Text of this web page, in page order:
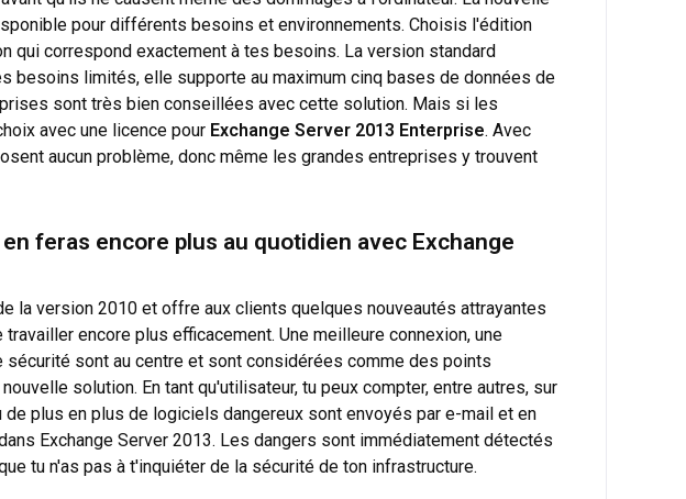
pour différents besoins et environnements. Choisis l'édition
qui correspond exactement à tes besoins. La version standard
besoins limités, elle supporte au maximum cinq bases de données de
sont très bien conseillées avec cette solution. Mais si les
avec une licence pour Exchange Server 2013 Enterprise. Avec
aucun problème, donc même les grandes entreprises y trouvent
feras encore plus au quotidien avec Exchange
la version 2010 et offre aux clients quelques nouveautés attrayantes
encore plus efficacement. Une meilleure connexion, une
sont au centre et sont considérées comme des points
solution. En tant qu'utilisateur, tu peux compter, entre autres, sur
plus en plus de logiciels dangereux sont envoyés par e-mail et en
Exchange Server 2013. Les dangers sont immédiatement détectés
tu n'as pas à t'inquiéter de la sécurité de ton infrastructure.